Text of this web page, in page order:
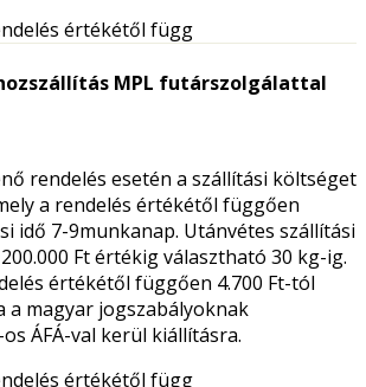
értékétől függ
MPL futárszolgálattal
rendelés esetén a szállítási költséget
a rendelés értékétől függően
idő 7-9munkanap. Utánvétes szállítási
Ft értékig választható 30 kg-ig.
értékétől függően 4.700 Ft-tól
a magyar jogszabályoknak
ÁFÁ-val kerül kiállításra.
értékétől függ